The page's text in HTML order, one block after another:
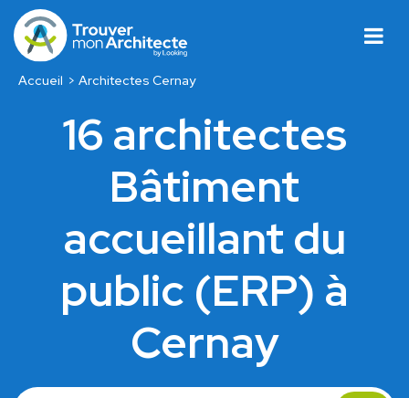
Accueil Architectes Cernay
16 architectes
Bâtiment
accueillant du
public (ERP) à
Cernay